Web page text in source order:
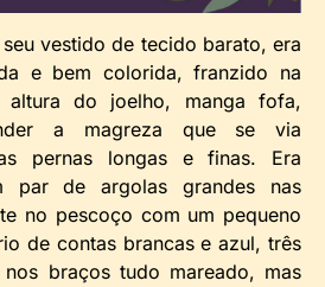
vestido de tecido barato, era
e bem colorida, franzido na
altura do joelho, manga fofa,
a magreza que se via
pernas longas e finas. Era
par de argolas grandes nas
no pescoço com um pequeno
de contas brancas e azul, três
braços tudo mareado, mas